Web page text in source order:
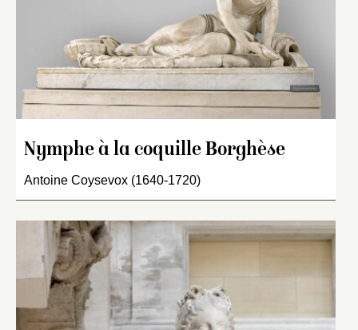
Nymphe à la coquille Borghèse
Antoine Coysevox (1640-1720)